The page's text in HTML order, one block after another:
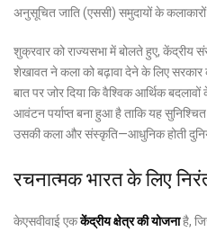
अनुसूचित जाति (एससी) समुदायों के कलाकारों
शुक्रवार को राज्यसभा में बोलते हुए, केंद्रीय
शेखावत ने कला को बढ़ावा देने के लिए सरकार
बात पर जोर दिया कि वैश्विक आर्थिक
आवंटन पर्याप्त बना हुआ है ताकि यह
उसकी कला और संस्कृति—आधुनिक होती
रचनात्मक भारत के लिए
केएसवीवाई एककेंद्रीय क्षेत्र की योजनाहै,